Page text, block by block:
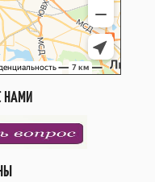
НАМИ